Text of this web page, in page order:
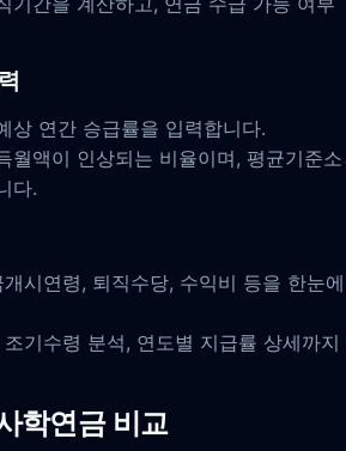
상 연간 승급률을 입력합니다.
월액이 인상되는 비율이며, 평균기준소
다.
시연령, 퇴직수당, 수익비 등을 한눈에
기수령 분석, 연도별 지급률 상세까지
학연금 비교